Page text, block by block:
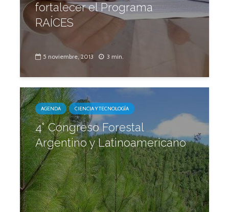
fortalecer el Programa
RAÍCES
5 noviembre, 2013 3 min.
AGENDA CIENCIA Y TECNOLOGÍA
4° Congreso Forestal
Argentino y Latinoamericano